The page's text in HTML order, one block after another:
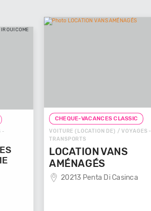
-
CHEQUE-VACANCES CLASSIC
VOITURE (LOCATION DE) / VOYAGES -
TRANSPORTS
LOCATION VANS
AMÉNAGÉS
20213 Penta Di Casinca